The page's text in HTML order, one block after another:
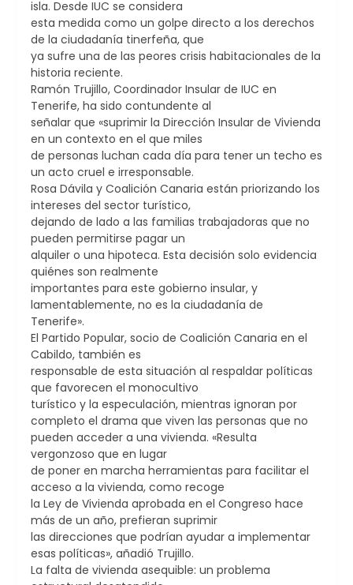
isla. Desde IUC se considera
esta medida como un golpe directo a los derechos
de la ciudadanía tinerfeña, que
ya sufre una de las peores crisis habitacionales de la
historia reciente.
Ramón Trujillo, Coordinador Insular de IUC en
Tenerife, ha sido contundente al
señalar que «suprimir la Dirección Insular de Vivienda
en un contexto en el que miles
de personas luchan cada día para tener un techo es
un acto cruel e irresponsable.
Rosa Dávila y Coalición Canaria están priorizando los
intereses del sector turístico,
dejando de lado a las familias trabajadoras que no
pueden permitirse pagar un
alquiler o una hipoteca. Esta decisión solo evidencia
quiénes son realmente
importantes para este gobierno insular, y
lamentablemente, no es la ciudadanía de
Tenerife».
El Partido Popular, socio de Coalición Canaria en el
Cabildo, también es
responsable de esta situación al respaldar políticas
que favorecen el monocultivo
turístico y la especulación, mientras ignoran por
completo el drama que viven las personas que no
pueden acceder a una vivienda. «Resulta
vergonzoso que en lugar
de poner en marcha herramientas para facilitar el
acceso a la vivienda, como recoge
la Ley de Vivienda aprobada en el Congreso hace
más de un año, prefieran suprimir
las direcciones que podrían ayudar a implementar
esas políticas», añadió Trujillo.
La falta de vivienda asequible: un problema